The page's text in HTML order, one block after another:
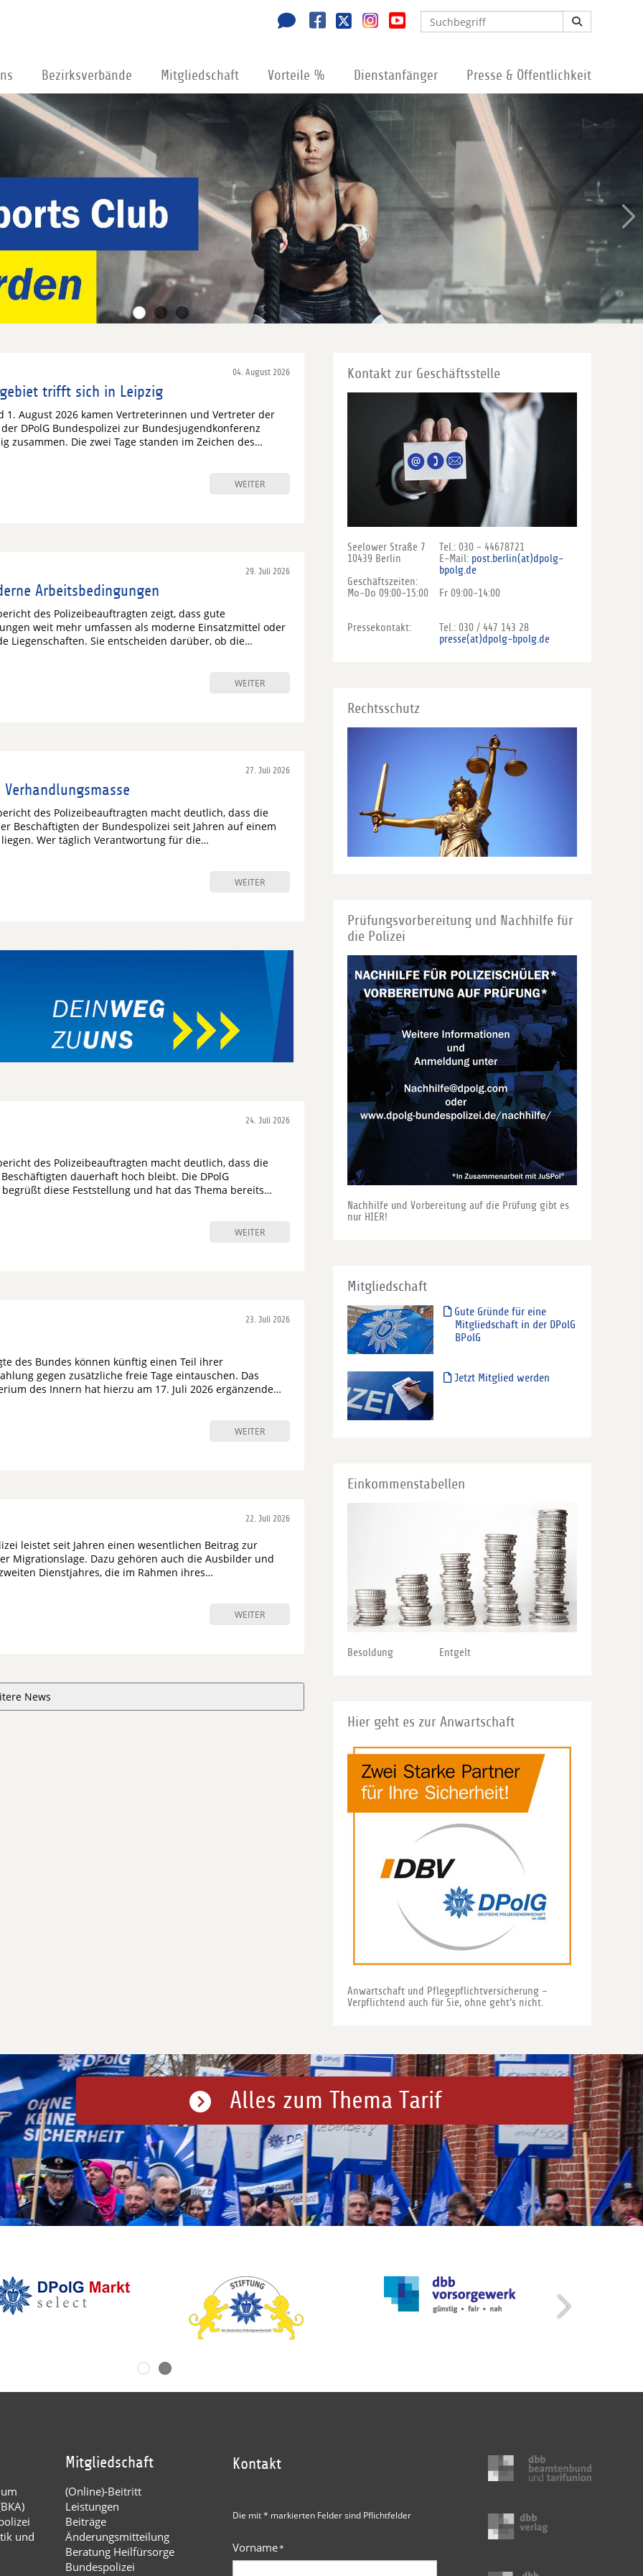
Bezirksverbände Mitgliedschaft Vorteile % Dienstanfänger Presse & Öffentlichkeit
04. August 2026
trifft sich in Leipzig
1. August 2026 kamen Vertreterinnen und Vertreter der
DPolG Bundespolizei zur Bundesjugendkonferenz
zusammen. Die zwei Tage standen im Zeichen des…
WEITER
29. Juli 2026
Arbeitsbedingungen
des Polizeibeauftragten zeigt, dass gute
weit mehr umfassen als moderne Einsatzmittel oder
Liegenschaften. Sie entscheiden darüber, ob die…
WEITER
27. Juli 2026
des Polizeibeauftragten macht deutlich, dass die
Beschäftigten der Bundespolizei seit Jahren auf einem
Wer täglich Verantwortung für die…
WEITER
24. Juli 2026
des Polizeibeauftragten macht deutlich, dass die
dauerhaft hoch bleibt. Die DPolG
diese Feststellung und hat das Thema bereits…
WEITER
23. Juli 2026
des Bundes können künftig einen Teil ihrer
gegen zusätzliche freie Tage eintauschen. Das
des Innern hat hierzu am 17. Juli 2026 ergänzende…
WEITER
22. Juli 2026
leistet seit Jahren einen wesentlichen Beitrag zur
Migrationslage. Dazu gehören auch die Ausbilder und
Dienstjahres, die im Rahmen ihres…
WEITER
News
Kontakt zur Geschäftsstelle
Seelower Straße 7
10439 Berlin
Geschäftszeiten:
Mo-Do 09:00-15:00
Pressekontakt:
Tel.: 030 - 44678721
E-Mail: post.berlin(at)dpolg-
bpolg.de
Fr 09:00-14:00
Tel.: 030 / 447 143 28
presse(at)dpolg-bpolg.de
Rechtsschutz
Prüfungsvorbereitung und Nachhilfe für
die Polizei
Nachhilfe und Vorbereitung auf die Prüfung gibt es
nur HIER!
Mitgliedschaft
Gute Gründe für eine
Mitgliedschaft in der DPolG
BPolG
Jetzt Mitglied werden
Einkommenstabellen
Besoldung Entgelt
Hier geht es zur Anwartschaft
Anwartschaft und Pflegepflichtversicherung –
Verpflichtend auch für Sie, ohne geht’s nicht.
Alles zum Thema Tarif
und
Mitgliedschaft
(Online)-Beitritt
Leistungen
Beiträge
Änderungsmitteilung
Beratung Heilfürsorge
Bundespolizei
Kontakt
Die mit * markierten Felder sind Pflichtfelder
Vorname*